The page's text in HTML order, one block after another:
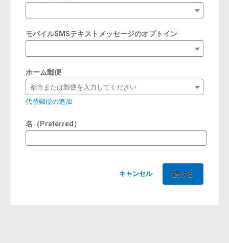
required
モバイルSMSテキストメッセージのオプトイン
ホーム郵便
都市または郵便を入力してください
代替郵便の追加
名（Preferred）
キャンセル